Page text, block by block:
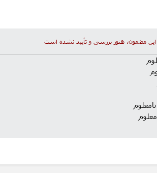
مضمون، هنوز بررسی و تأیید نشده است